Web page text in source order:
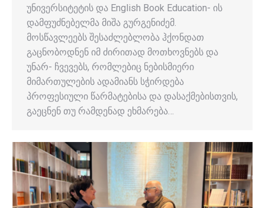
უნივერსიტეტის და English Book Education- ის
დამფუძნებელმა მიშა გურგენიძემ.
მოსწავლეებს შესაძლებლობა ჰქონდათ
გაცნობოდნენ იმ ძირითად მოთხოვნებს და
უნარ- ჩვევებს, რომლებიც ნებისმიერი
მიმართულების ადამიანს სჭირდება
პროფესიული წარმატებისა და დასაქმებისთვის,
გაეცნენ თუ რამდენად ეხმარება…